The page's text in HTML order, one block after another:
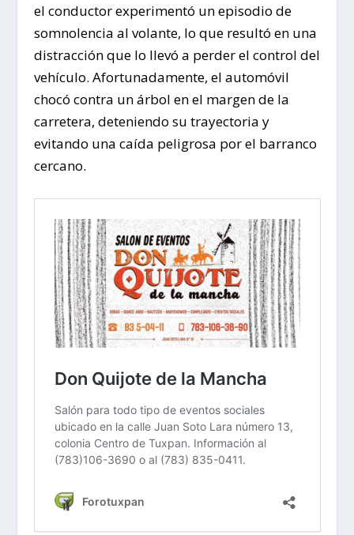
el conductor experimentó un episodio de
somnolencia al volante, lo que resultó en una
distracción que lo llevó a perder el control del
vehículo. Afortunadamente, el automóvil
chocó contra un árbol en el margen de la
carretera, deteniendo su trayectoria y
evitando una caída peligrosa por el barranco
cercano.